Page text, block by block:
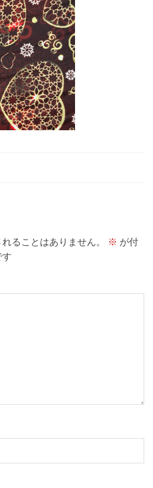
ることはありません。 ※ が付
す